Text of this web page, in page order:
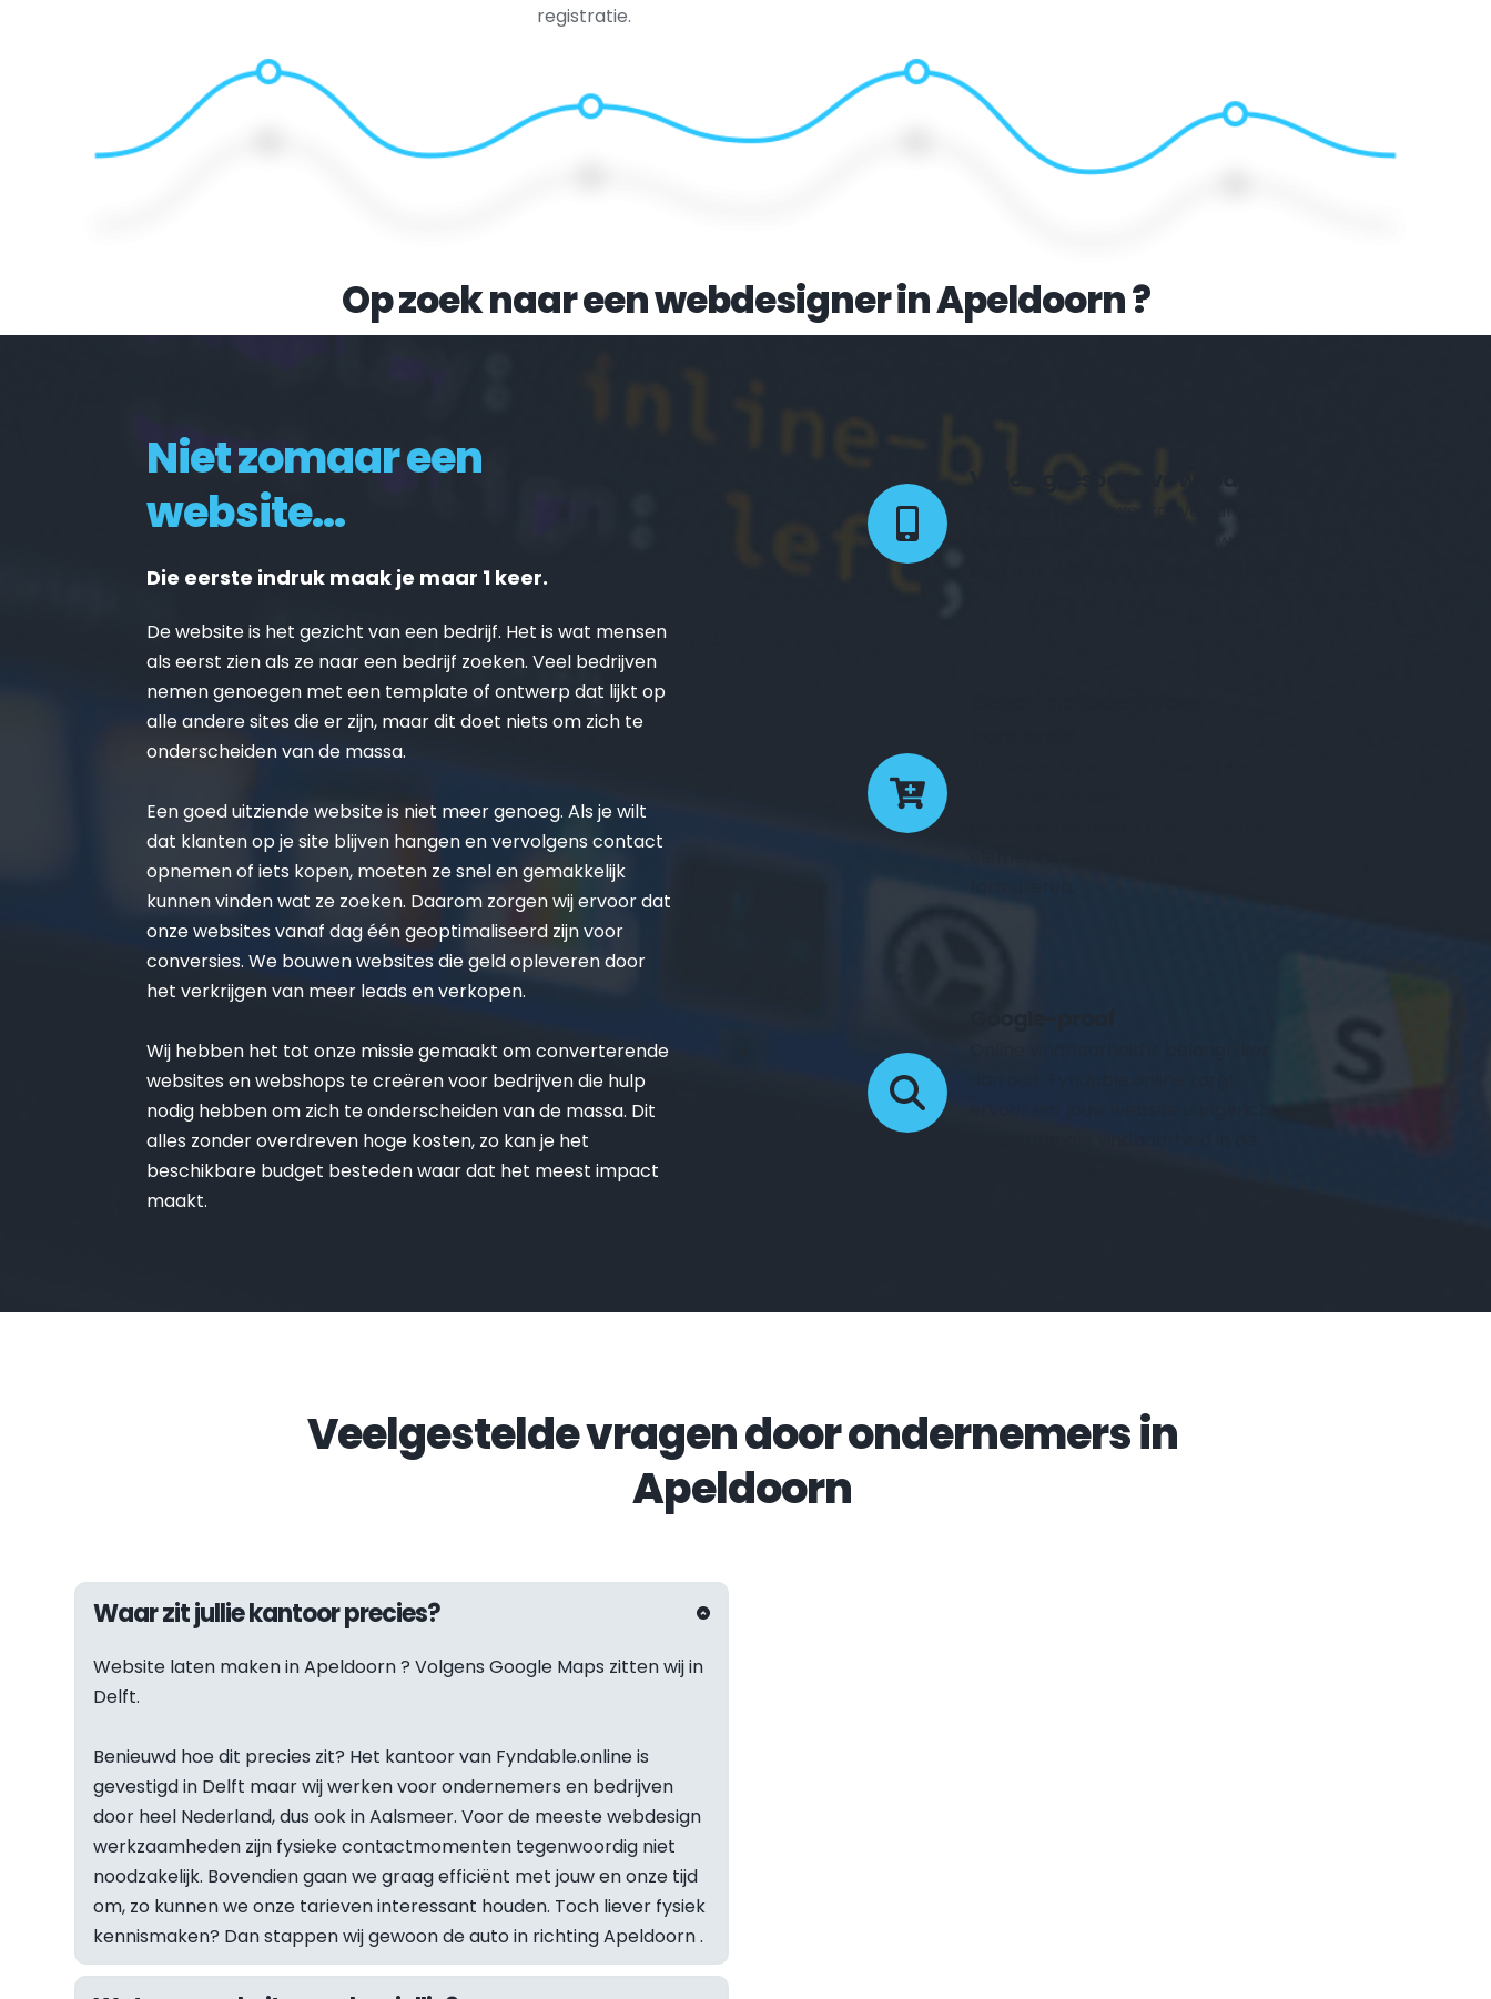
registratie.
Op zoek naar een webdesigner in Apeldoorn ?
Niet zomaar een
website...
Die eerste indruk maak je maar 1 keer.
De website is het gezicht van een bedrijf. Het is wat mensen
als eerst zien als ze naar een bedrijf zoeken. Veel bedrijven
nemen genoegen met een template of ontwerp dat lijkt op
alle andere sites die er zijn, maar dit doet niets om zich te
onderscheiden van de massa.
Een goed uitziende website is niet meer genoeg. Als je wilt
dat klanten op je site blijven hangen en vervolgens contact
opnemen of iets kopen, moeten ze snel en gemakkelijk
kunnen vinden wat ze zoeken. Daarom zorgen wij ervoor dat
onze websites vanaf dag één geoptimaliseerd zijn voor
conversies. We bouwen websites die geld opleveren door
het verkrijgen van meer leads en verkopen.
Wij hebben het tot onze missie gemaakt om converterende
websites en webshops te creëren voor bedrijven die hulp
nodig hebben om zich te onderscheiden van de massa. Dit
alles zonder overdreven hoge kosten, zo kan je het
beschikbare budget besteden waar dat het meest impact
maakt.
Voor een mooie weergave van jouw
Apeldoorn
Waar zit jullie kantoor precies?
Website laten maken in Apeldoorn ? Volgens Google Maps zitten wij in
Delft.
Benieuwd hoe dit precies zit? Het kantoor van Fyndable.online is
gevestigd in Delft maar wij werken voor ondernemers en bedrijven
door heel Nederland, dus ook in Aalsmeer. Voor de meeste webdesign
werkzaamheden zijn fysieke contactmomenten tegenwoordig niet
noodzakelijk. Bovendien gaan we graag efficiënt met jouw en onze tijd
om, zo kunnen we onze tarieven interessant houden. Toch liever fysiek
kennismaken? Dan stappen wij gewoon de auto in richting Apeldoorn .